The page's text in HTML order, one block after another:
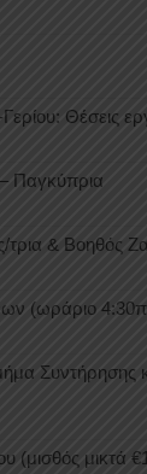
Θέσεις
Παγκύπρια
τρια & Βοηθός
(ωράριο
Συντήρησης
(μισθός μικτά